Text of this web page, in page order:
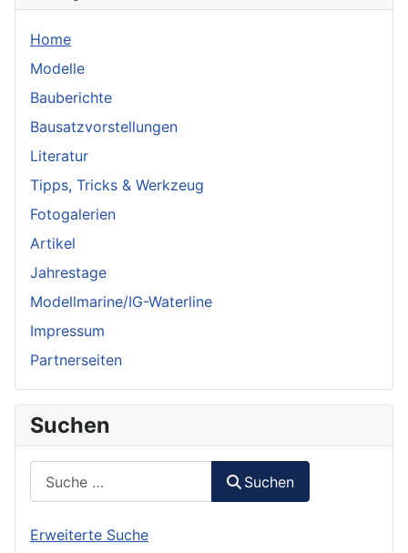
Home
Modelle
Bauberichte
Bausatzvorstellungen
Literatur
Tipps, Tricks & Werkzeug
Fotogalerien
Artikel
Jahrestage
Modellmarine/IG-Waterline
Impressum
Partnerseiten
Suchen
Suchen
Erweiterte Suche